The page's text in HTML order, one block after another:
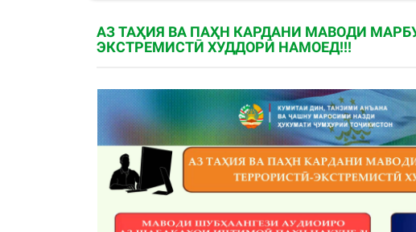
АЗ ТАҲИЯ ВА ПАҲН КАРДАНИ МАВОДИ
ЭКСТРЕМИСТӢ ХУДДОРӢ НАМОЕД!!!